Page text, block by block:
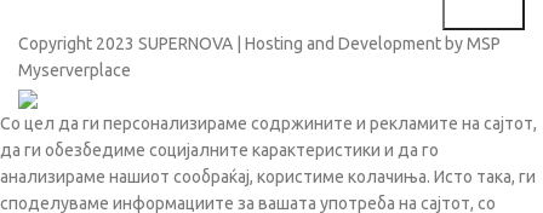
Copyright 2023 SUPERNOVA | Hosting and Development by MSP
Myserverplace
Со цел да ги персонализираме содржините и рекламите на сајтот,
да ги обезбедиме социјалните карактеристики и да го
анализираме нашиот сообраќај, користиме колачиња. Исто така, ги
споделуваме информациите за вашата употреба на сајтот, со